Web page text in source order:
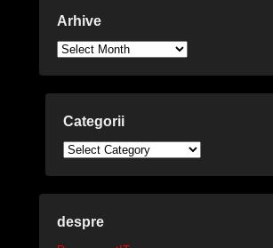
Arhive
Arhive
Categorii
Categorii
despre